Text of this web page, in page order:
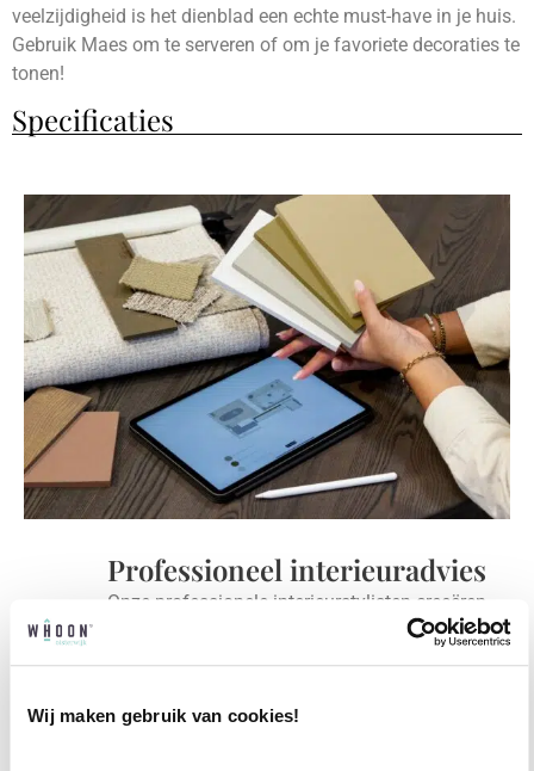
Wij maken gebruik van cookies!
veelzijdigheid is het dienblad een echte must-have in je huis.
Gebruik Maes om te serveren of om je favoriete decoraties te
tonen!
Specificaties
Professioneel interieuradvies
Onze professionele interieurstylisten creeëren
vanuit jouw wensen en behoeften een